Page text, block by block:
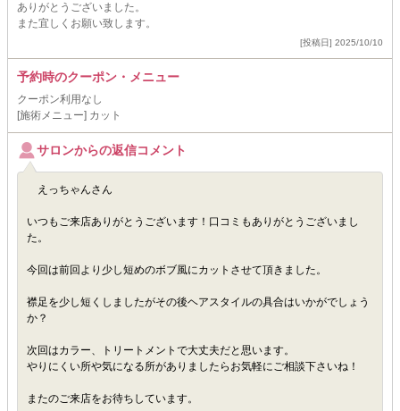
ありがとうございました。
また宜しくお願い致します。
[投稿日] 2025/10/10
予約時のクーポン・メニュー
クーポン利用なし
[施術メニュー] カット
サロンからの返信コメント
えっちゃんさん
いつもご来店ありがとうございます！口コミもありがとうございまし
た。
今回は前回より少し短めのボブ風にカットさせて頂きました。
襟足を少し短くしましたがその後ヘアスタイルの具合はいかがでしょう
か？
次回はカラー、トリートメントで大丈夫だと思います。
やりにくい所や気になる所がありましたらお気軽にご相談下さいね！
またのご来店をお待ちしています。